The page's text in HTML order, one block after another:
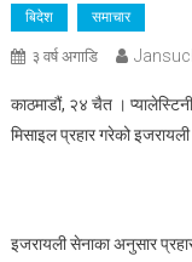
बिदेश समाचार
३ वर्ष अगाडि
काठमाडौं, २४ चैत ।
मिसाइल प्रहार गरेको
इजरायली सेनाका अनुसार